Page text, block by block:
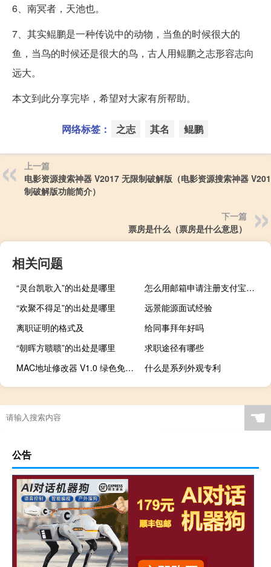
6、南冥者，天池也。
7、其实鲲鹏是一种传说中的动物，当鱼的时候很大的
鱼，当鸟的时候还是很大的鸟，古人用鲲鹏之志形容志向
远大。
本文到此分享完毕，希望对大家有所帮助。
网络标签： 之志 其名 鲲鹏
上一篇
电影资源搜索神器 V2017 无限制破解版（电影资源搜索神器
制破解版功能简介）
下一篇
票房是什么（票房是什么意思）
相关问题
“灵台凯歌入”的出处是哪里
怎么用邮箱申请注册支付宝账号
“欢聚不得足”的出处是哪里
远景能源面试经验
离职证明的格式及
给同事拜年好吗
“朝晖方聩聩”的出处是哪里
求职途径有哪些
MAC地址修改器 V1.0 绿色免费版（MAC地址修改器 V1.0 绿色免费版功能简介）
什么是系列外观专利
☚
公告